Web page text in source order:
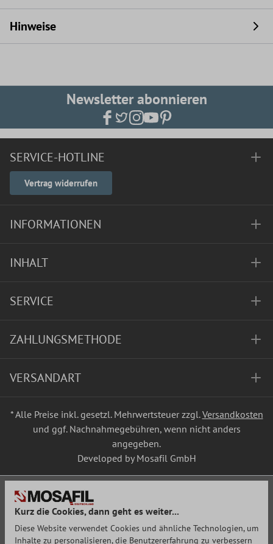
Hinweise
Newsletter abonnieren
SERVICE-HOTLINE
Vertrag widerrufen
INFORMATIONEN
INHALT
SERVICE
ZAHLUNGSMETHODE
VERSANDART
* Alle Preise inkl. gesetzl. Mehrwertsteuer zzgl.Versandkosten
und ggf. Nachnahmegebühren, wenn nicht anders
angegeben.
Developed by Mosafil GmbH
Kurz die Cookies, dann geht es weiter...
Diese Website verwendet Cookies und ähnliche Technologien, um
Inhalte zu personalisieren, die Benutzererfahrung zu verbessern